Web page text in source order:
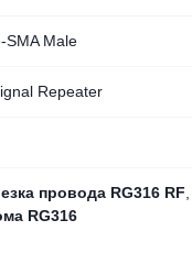
SMA Male
Repeater
провода RG316 RF
RG316